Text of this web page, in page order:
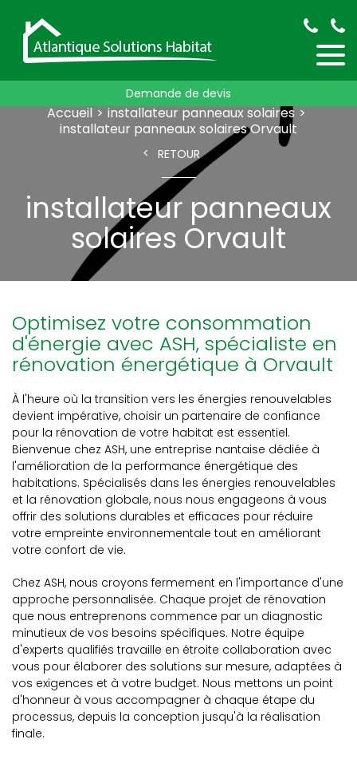
Demande de devis
Accueil
installateur panneaux solaires
installateur panneaux solaires Orvault
RETOUR
installateur panneaux
solaires Orvault
Optimisez votre consommation
d'énergie avec ASH, spécialiste en
rénovation énergétique à Orvault
À l'heure où la transition vers les énergies renouvelables
devient impérative, choisir un partenaire de confiance
pour la rénovation de votre habitat est essentiel.
Bienvenue chez ASH, une entreprise nantaise dédiée à
l'amélioration de la performance énergétique des
habitations. Spécialisés dans les énergies renouvelables
et la rénovation globale, nous nous engageons à vous
offrir des solutions durables et efficaces pour réduire
votre empreinte environnementale tout en améliorant
votre confort de vie.
Chez ASH, nous croyons fermement en l'importance d'une
approche personnalisée. Chaque projet de rénovation
que nous entreprenons commence par un diagnostic
minutieux de vos besoins spécifiques. Notre équipe
d'experts qualifiés travaille en étroite collaboration avec
vous pour élaborer des solutions sur mesure, adaptées à
vos exigences et à votre budget. Nous mettons un point
d'honneur à vous accompagner à chaque étape du
processus, depuis la conception jusqu'à la réalisation
finale.